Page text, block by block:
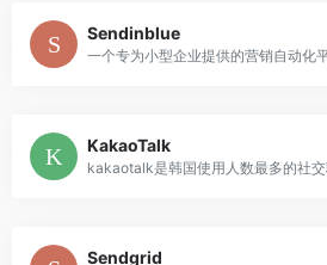
Sendinblue
一个专为小型企业提供的营销自动化
KakaoTalk
kakaotalk是韩国使用人数最多的社
Sendgrid